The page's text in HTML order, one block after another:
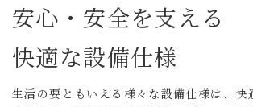
安心・安全を支える
快適な設備仕様
生活の要ともいえる様々な設備仕様は、快